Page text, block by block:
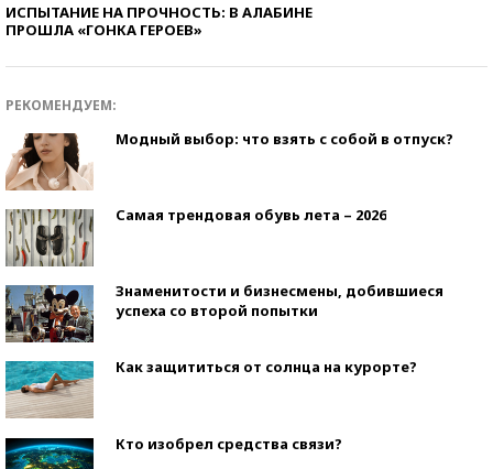
ИСПЫТАНИЕ НА ПРОЧНОСТЬ: В АЛАБИНЕ
ПРОШЛА «ГОНКА ГЕРОЕВ»
РЕКОМЕНДУЕМ:
Модный выбор: что взять с собой в отпуск?
Самая трендовая обувь лета – 2026
Знаменитости и бизнесмены, добившиеся
успеха со второй попытки
Как защититься от солнца на курорте?
Кто изобрел средства связи?